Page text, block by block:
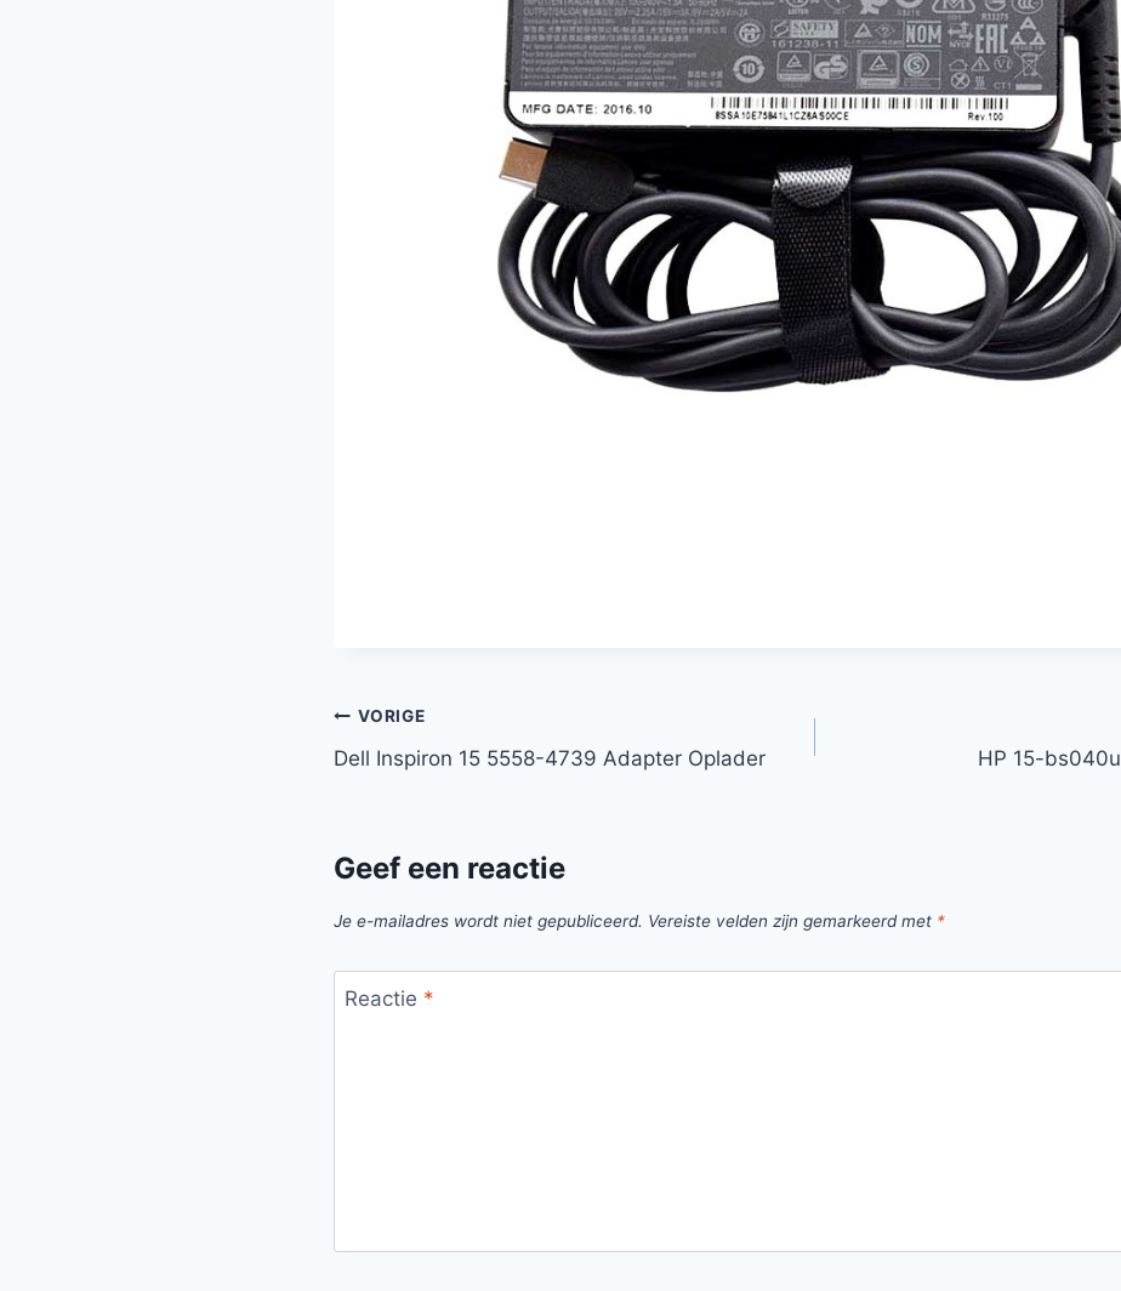
Bericht
navigatie
VORIGE
Dell Inspiron 15 5558-4739 Adapter Oplader HP 15-
Geef een reactie
Je e-mailadres wordt niet gepubliceerd. Vereiste velden zijn gemarkeerd met *
Reactie *